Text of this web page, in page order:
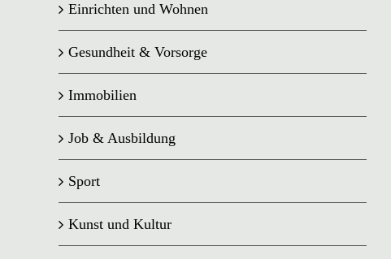
Einrichten und Wohnen
Gesundheit & Vorsorge
Immobilien
Job & Ausbildung
Sport
Kunst und Kultur